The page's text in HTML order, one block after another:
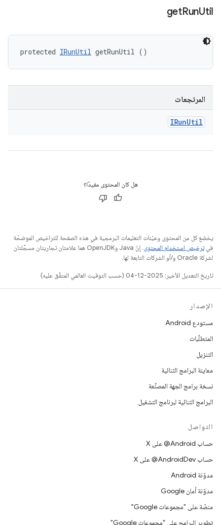
getRunUtil
protected IRunUtil getRunUtil ()
المرتجعات
IRunUtil
هل كان المحتوى مفيدًا؟
يخضع كل من المحتوى وعيّنات التعليمات البرمجية في هذه الصفحة للتراخيص الموضحّة
فيترخيص استخدام المحتوى
. إنّ Java وOpenJDK هما علامتان تجاريتان مسجَّلتان
لشركة Oracle و/أو الشركات التابعة لها.
تاريخ التعديل الأخير: 2025-12-04 (حسب التوقيت العالمي المتفَّق عليه)
الإصدار
مستودع Android
المتطلّبات
التنزيل
معاينة البرامج الثنائية
نسخة برامج الجهة المصنِّعة
البرامج الثنائية لبرنامج التشغيل
التواصل
حساب ‎@Android على X
حساب ‎@AndroidDev على X
مدوّنة Android
مدوّنة أمان Google
منصّة على "مجموعات Google"
تطوير البرامج على "مجموعات Google"